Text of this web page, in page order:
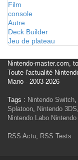
Film
console
Autre
Deck Builder
Jeu de plateau
Nintendo-master.com,
Toute l'actualité
Mario - 2003-2026
Tags : Nintendo Switch,
Splatoon, Nintendo 3DS,
Nintendo Labo
RSS Actu, RSS Tests